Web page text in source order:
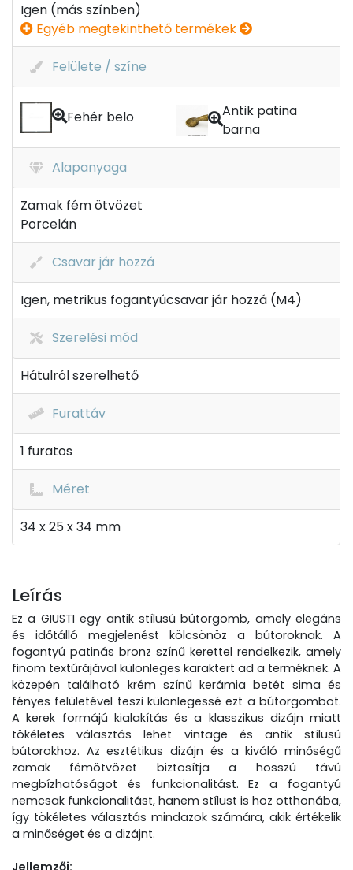
Igen (más színben)
Egyéb megtekinthető termékek
Felülete / színe
Fehér belo
Antik patina
barna
Alapanyaga
Zamak fém ötvözet
Porcelán
Csavar jár hozzá
Igen, metrikus fogantyúcsavar jár hozzá (M4)
Szerelési mód
Hátulról szerelhető
Furattáv
1 furatos
Méret
34 x 25 x 34 mm
Leírás
Ez a GIUSTI egy antik stílusú bútorgomb, amely elegáns
és időtálló megjelenést kölcsönöz a bútoroknak. A
fogantyú patinás bronz színű kerettel rendelkezik, amely
finom textúrájával különleges karaktert ad a terméknek. A
közepén található krém színű kerámia betét sima és
fényes felületével teszi különlegessé ezt a bútorgombot.
A kerek formájú kialakítás és a klasszikus dizájn miatt
tökéletes választás lehet vintage és antik stílusú
bútorokhoz. Az esztétikus dizájn és a kiváló minőségű
zamak fémötvözet biztosítja a hosszú távú
megbízhatóságot és funkcionalitást. Ez a fogantyú
nemcsak funkcionalitást, hanem stílust is hoz otthonába,
így tökéletes választás mindazok számára, akik értékelik
a minőséget és a dizájnt.
Jellemzői: